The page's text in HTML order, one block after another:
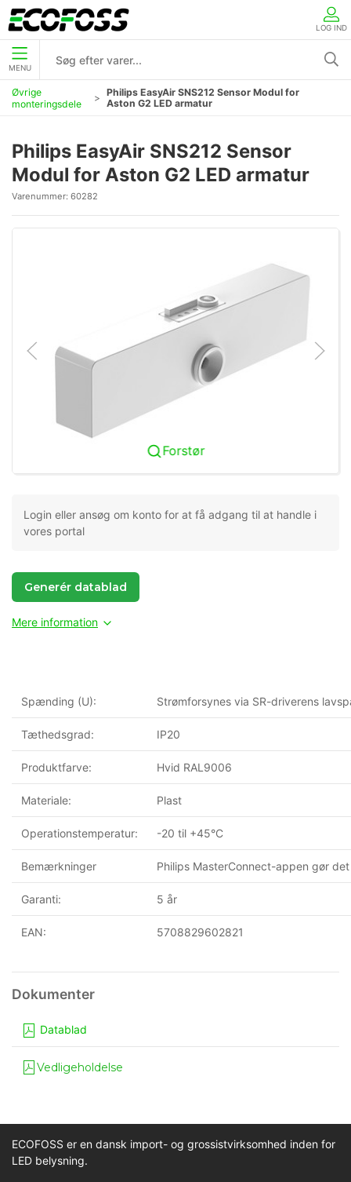
LOG IND
MENU
Øvrige
monteringsdele
Philips EasyAir SNS212 Sensor Modul for
Aston G2 LED armatur
Philips EasyAir SNS212 Sensor
Modul for Aston G2 LED armatur
Varenummer: 60282
Forstør
Login eller ansøg om konto for at få adgang til at handle i
vores portal
Generér datablad
Mere information
Spænding (U): Strømforsynes via SR-driverens
Tæthedsgrad: IP20
Produktfarve: Hvid RAL9006
Materiale: Plast
Operationstemperatur: -20 til +45°C
Bemærkninger Philips MasterConnect-appen gør
Garanti: 5 år
EAN: 5708829602821
Datablad
Vedligeholdelse
ECOFOSS er en dansk import- og grossistvirksomhed inden for
LED belysning.